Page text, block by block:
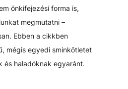
önkifejezési forma is,
megmutatni –
Ebben a cikkben
mégis egyedi sminkötletet
és haladóknak egyaránt.